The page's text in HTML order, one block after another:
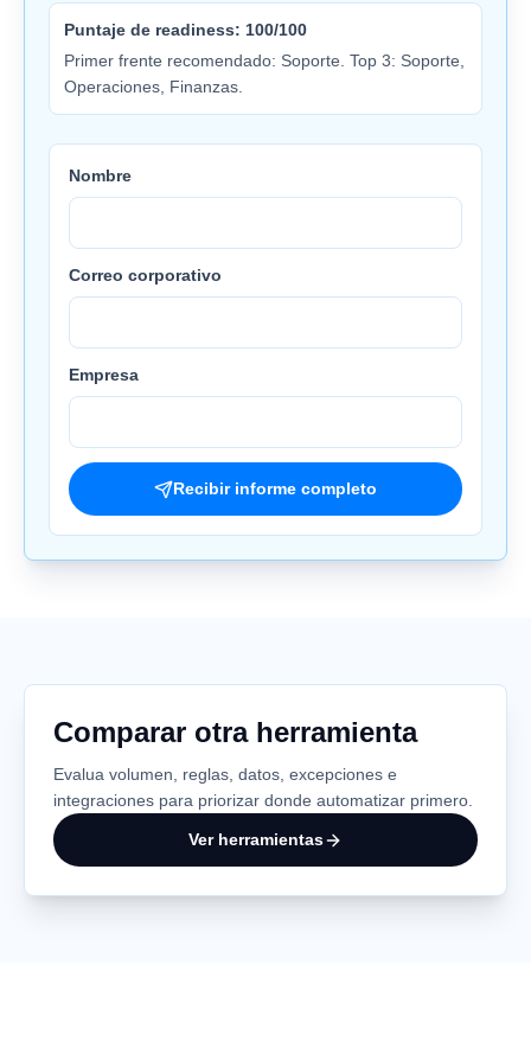
Puntaje de readiness: 100/100
Primer frente recomendado: Soporte. Top 3: Soporte,
Operaciones, Finanzas.
Nombre
Correo corporativo
Empresa
Recibir informe completo
Comparar otra herramienta
Evalua volumen, reglas, datos, excepciones e
integraciones para priorizar donde automatizar primero.
Ver herramientas